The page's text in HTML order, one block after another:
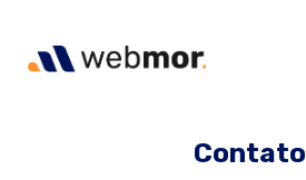
Contato